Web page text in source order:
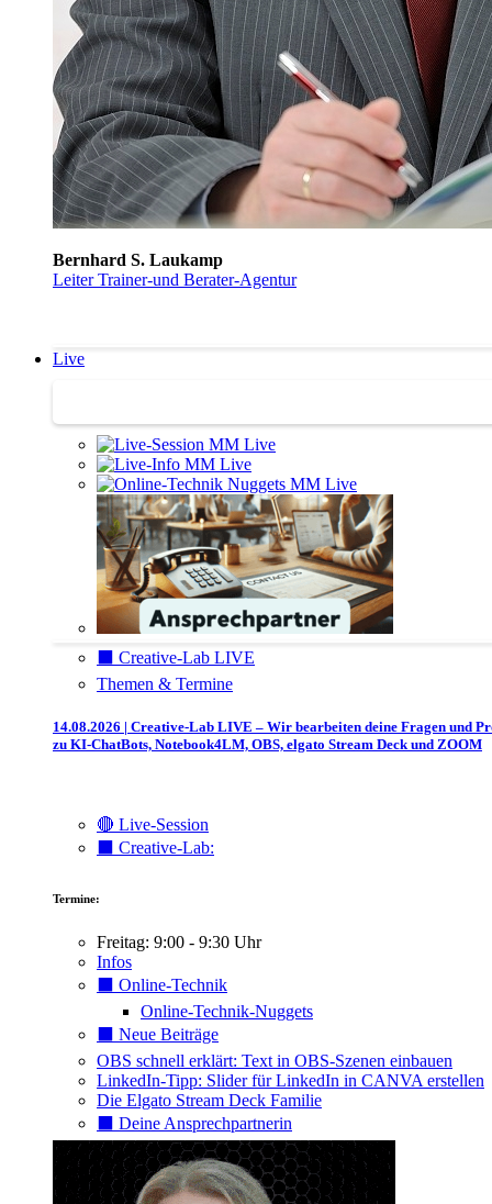
Bernhard S. Laukamp
Leiter Trainer-und Berater-Agentur
Live
⬛️ Creative-Lab LIVE
Themen & Termine
14.08.2026 | Creative-Lab LIVE – Wir bearbeiten deine Fragen und
zu KI-ChatBots, Notebook4LM, OBS, elgato Stream Deck und ZOOM
🔴 Live-Session
⬛️ Creative-Lab:
Termine:
Freitag: 9:00 - 9:30 Uhr
Infos
⬛️ Online-Technik
Online-Technik-Nuggets
⬛️ Neue Beiträge
OBS schnell erklärt: Text in OBS-Szenen einbauen
LinkedIn-Tipp: Slider für LinkedIn in CANVA erstellen
Die Elgato Stream Deck Familie
⬛️ Deine Ansprechpartnerin